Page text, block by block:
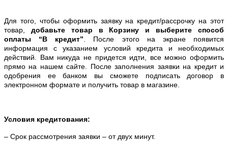
Для того, чтобы оформить заявку на кредит/рассрочку на этот
товар, добавьте товар в Корзину и выберите способ
оплаты “В кредит” . После этого на экране появится
информация с указанием условий кредита и необходимых
действий. Вам никуда не придется идти, все можно оформить
прямо на нашем сайте. После заполнения заявки на кредит и
одобрения ее банком вы сможете подписать договор в
электронном формате и получить товар в магазине.
Условия кредитования:
– Срок рассмотрения заявки – от двух минут.